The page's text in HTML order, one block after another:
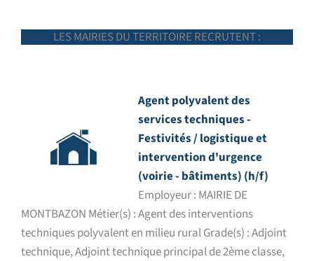
LES MAIRIES DU TERRITOIRE RECRUTENT :
Agent polyvalent des
services techniques -
Festivités / logistique et
intervention d'urgence
(voirie - bâtiments) (h/f)
Employeur : MAIRIE DE
MONTBAZON Métier(s) : Agent des interventions
techniques polyvalent en milieu rural Grade(s) : Adjoint
technique, Adjoint technique principal de 2ème classe,